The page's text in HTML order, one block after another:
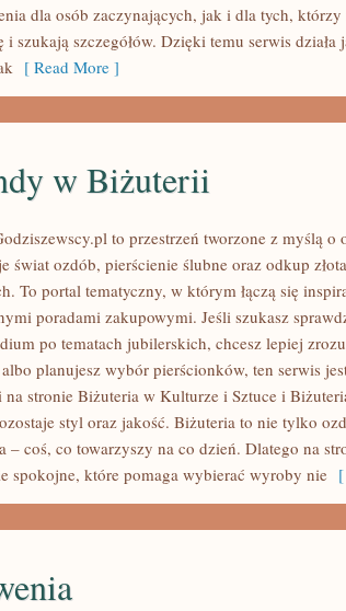
dla osób zaczynających, jak i dla tych,
i szukają szczegółów. Dzięki temu serwis działa
[ Read More ]
w Biżuterii
to przestrzeń tworzone z myślą o
świat ozdób, pierścienie ślubne oraz odkup
To portal tematyczny, w którym łączą się
poradami zakupowymi. Jeśli szukasz
po tematach jubilerskich, chcesz lepiej
planujesz wybór pierścionków, ten serwis
na stronie Biżuteria w Kulturze i Sztuce i
styl oraz jakość. Biżuteria to nie tylko
– coś, co towarzyszy na co dzień. Dlatego na
spokojne, które pomaga wybierać wyroby nie [